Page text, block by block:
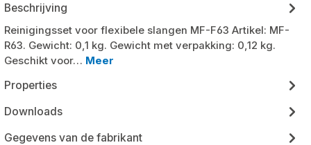
Beschrijving
Reinigingsset voor flexibele slangen MF-F63 Artikel: MF-
R63. Gewicht: 0,1 kg. Gewicht met verpakking: 0,12 kg.
Geschikt voor… Meer
Properties
Downloads
Gegevens van de fabrikant